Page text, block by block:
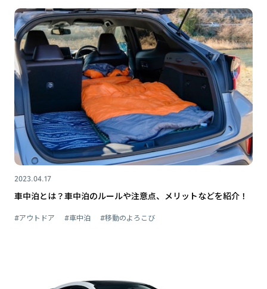
2023.04.17
車中泊とは？車中泊のルールや注意点、メリットなどを紹介！
#アウトドア #車中泊 #移動のよろこび